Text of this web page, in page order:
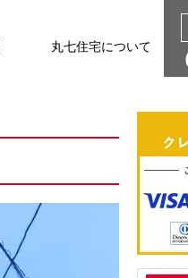
丸七住宅について